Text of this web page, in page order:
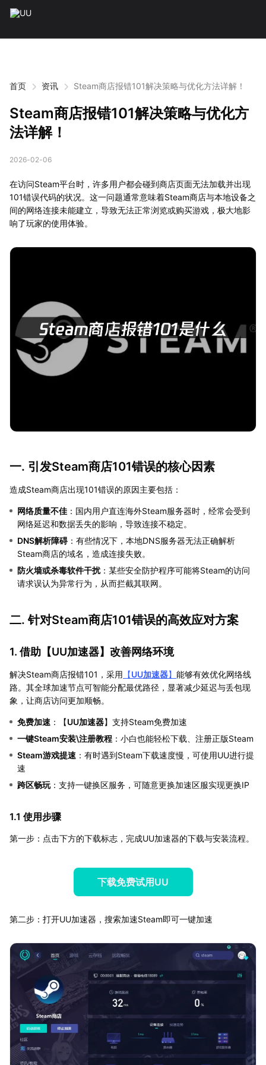
首页 资讯 Steam商店报错101解决策略与优化方法详解！
Steam商店报错101解决策略与优化方
法详解！
2026-02-06
在访问Steam平台时，许多用户都会碰到商店页面无法加载并出现
101错误代码的状况。这一问题通常意味着Steam商店与本地设备之
间的网络连接未能建立，导致无法正常浏览或购买游戏，极大地影
响了玩家的使用体验。
一. 引发Steam商店101错误的核心因素
造成Steam商店出现101错误的原因主要包括：
网络质量不佳 ：国内用户直连海外Steam服务器时，经常会受到
网络延迟和数据丢失的影响，导致连接不稳定。
DNS解析障碍：有些情况下，本地DNS服务器无法正确解析
Steam商店的域名，造成连接失败。
防火墙或杀毒软件干扰：某些安全防护程序可能将Steam的访问
请求误认为异常行为，从而拦截其联网。
二. 针对Steam商店101错误的高效应对方案
1. 借助【UU加速器】改善网络环境
解决Steam商店报错101，采用 【UU加速器】 能够有效优化网络线
路。其全球加速节点可智能分配最优路径，显著减少延迟与丢包现
象，让商店访问更加顺畅。
免费加速 ：【UU加速器】支持Steam免费加速
一键Steam安装\注册教程 ：小白也能轻松下载、注册正版Steam
Steam游戏提速 ：有时遇到Steam下载速度慢，可使用UU进行提
速
跨区畅玩：支持一键换区服务，可随意更换加速区服实现更换IP
1.1 使用步骤
第一步：点击下方的下载标志，完成UU加速器的下载与安装流程。
下载免费试用UU
第二步：打开UU加速器，搜索加速Steam即可一键加速